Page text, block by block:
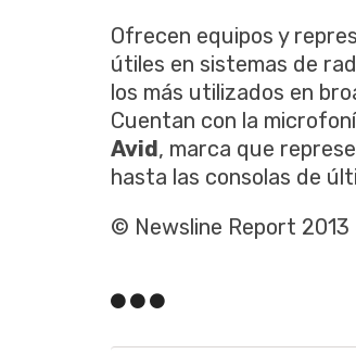
Ofrecen equipos y
útiles en sistemas de
los más utilizados en
Cuentan con la
Avid, marca que
hasta las consolas de
© Newsline Report 2013